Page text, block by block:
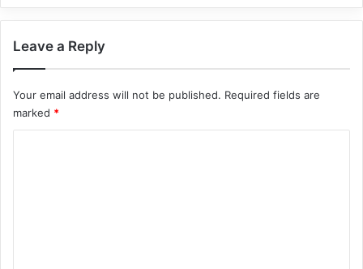
Leave a Reply
Your email address will not be published. Required fields are
marked *